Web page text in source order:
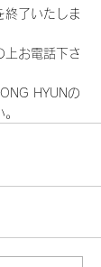
了いたしま
お電話下さ
HYUNの